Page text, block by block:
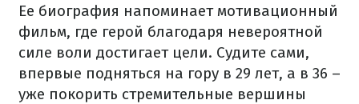
Ее биография напоминает мотивационный
фильм, где герой благодаря невероятной
силе воли достигает цели. Судите сами,
впервые подняться на гору в 29 лет, а в 36 –
уже покорить стремительные вершины